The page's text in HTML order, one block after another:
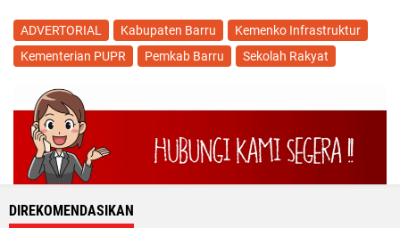
ADVERTORIAL Kabupaten Barru
Kemenko Infrastruktur
Kementerian PUPR
Pemkab Barru Sekolah Rakyat
DIREKOMENDASIKAN